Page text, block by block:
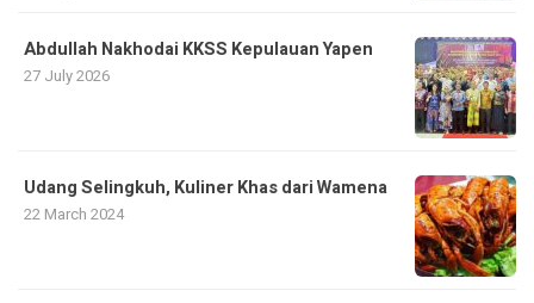
Abdullah Nakhodai KKSS Kepulauan Yapen
27 July 2026
Udang Selingkuh, Kuliner Khas dari Wamena
22 March 2024